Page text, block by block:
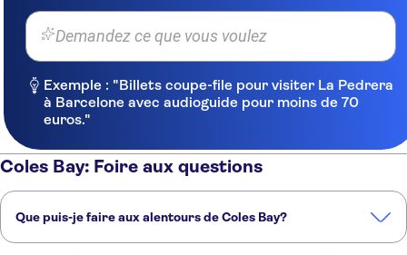
Demandez ce que vous voulez
Exemple : "Billets coupe-file pour visiter La Pedrera
à Barcelone avec audioguide pour moins de 70
euros."
Coles Bay: Foire aux questions
Que puis-je faire aux alentours de Coles Bay?